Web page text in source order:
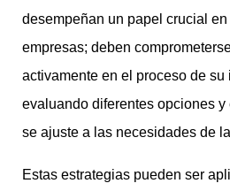
desempeñan un papel crucial
empresas; deben
activamente en el proceso de su
evaluando diferentes opciones
se ajuste a las necesidades de
Estas estrategias pueden ser